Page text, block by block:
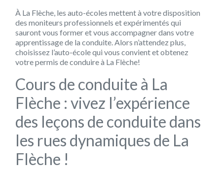
À La Flèche, les auto-écoles mettent à votre disposition
des moniteurs professionnels et expérimentés qui
sauront vous former et vous accompagner dans votre
apprentissage de la conduite. Alors n’attendez plus,
choisissez l’auto-école qui vous convient et obtenez
votre permis de conduire à La Flèche!
Cours de conduite à La
Flèche : vivez l’expérience
des leçons de conduite dans
les rues dynamiques de La
Flèche !